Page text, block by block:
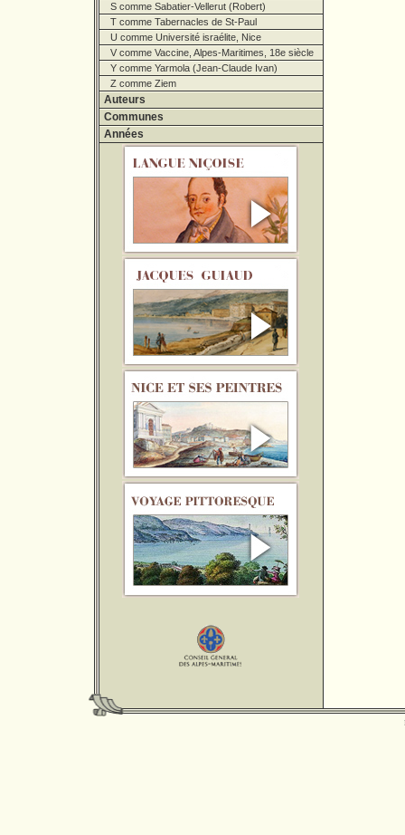
S comme Sabatier-Vellerut (Robert)
T comme Tabernacles de St-Paul
U comme Université israélite, Nice
V comme Vaccine, Alpes-Maritimes, 18e siècle
Y comme Yarmola (Jean-Claude Ivan)
Z comme Ziem
Auteurs
Communes
Années